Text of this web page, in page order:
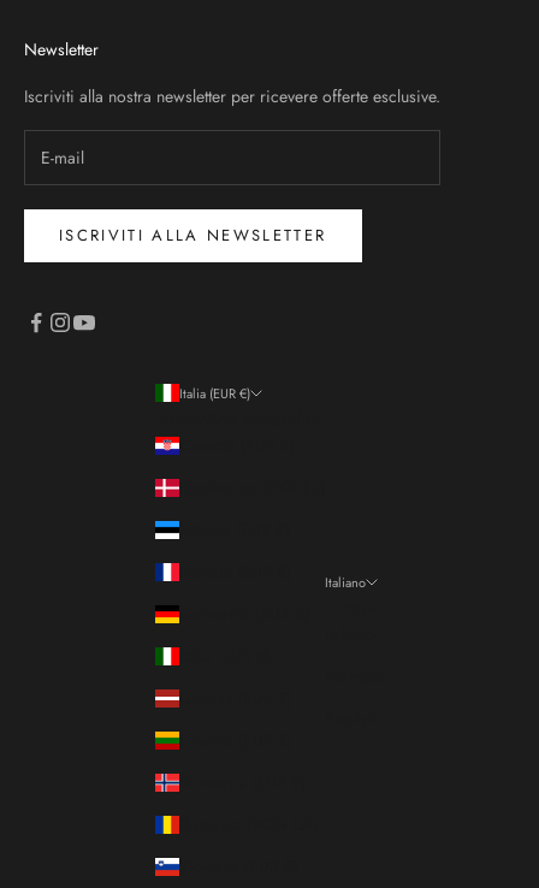
Newsletter
Iscriviti alla nostra newsletter per ricevere offerte esclusive.
ISCRIVITI ALLA NEWSLETTER
Italia (EUR €)
Croazia (EUR €)
Danimarca (DKK kr.)
Estonia (EUR €)
Francia (EUR €)
Germania (EUR €)
Italia (EUR €)
Lettonia (EUR €)
Lituania (EUR €)
Norvegia (EUR €)
Romania (RON Lei)
Slovenia (EUR €)
Italiano